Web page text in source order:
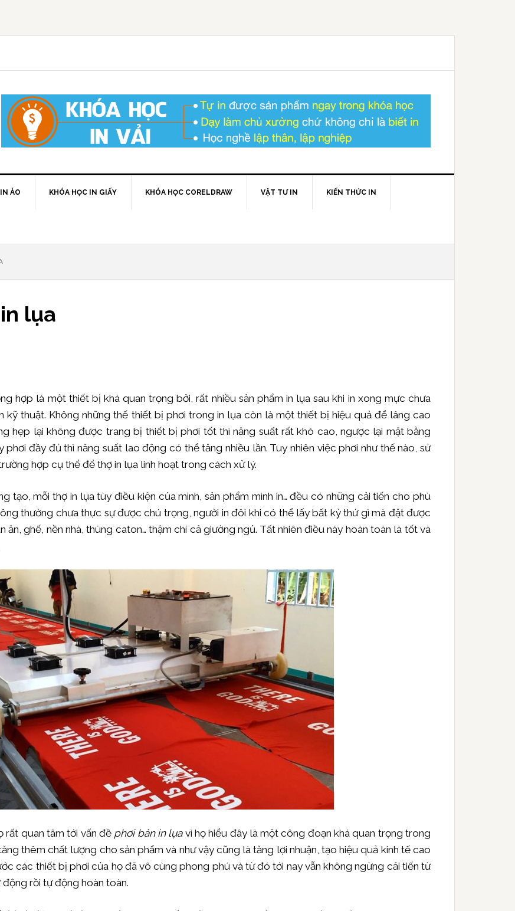
ÁO KHÓA HỌC IN GIẤY KHÓA HỌC CORELDRAW VẬT TƯ IN KIẾN THỨC IN
lụa
hợp là một thiết bị khá quan trọng bởi, rất nhiều sản phẩm in lụa sau khi in xong mực chưa
kỹ thuật. Không những thế thiết bị phơi trong in lụa còn là một thiết bị hiệu quả để lâng cao
hẹp lại không được trang bị thiết bị phơi tốt thì năng suất rất khó cao, ngược lại mặt bằng
đầy đủ thì năng suất lao động có thể tăng nhiều lần. Tuy nhiên việc phơi như thế nào, sử
hợp cụ thể để thợ in lụa linh hoạt trong cách xử lý.
tạo, mỗi thợ in lụa tùy điều kiện của mình, sản phẩm mình in… đều có những cải tiến cho phù
thường chưa thực sự được chú trọng, người in đôi khi có thể lấy bất kỳ thứ gì mà đặt được
ghế, nền nhà, thùng caton… thậm chí cả giường ngủ. Tất nhiên điều này hoàn toàn là tốt và
rất quan tâm tới vấn đề phơi bản in lụavì họ hiểu đây là một công đoạn khá quan trọng trong
thêm chất lượng cho sản phẩm và như vậy cũng là tăng lợi nhuận, tạo hiệu quả kinh tế cao
các thiết bị phơi của họ đã vô cùng phong phú và từ đó tới nay vẫn không ngừng cải tiến từ
rồi tự động hoàn toàn.